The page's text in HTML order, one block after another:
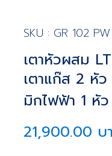
SKU : GR 102 PW
เตาหัวผสม
เตาแก๊ส 2 หัว
มิกไฟฟ้า 1 หัว
21,900.00 บ